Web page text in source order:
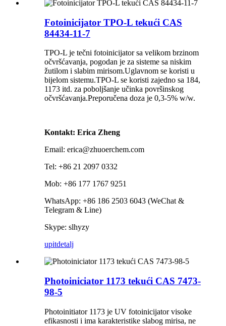
Fotoinicijator TPO-L tekući CAS
84434-11-7
TPO-L je tečni fotoinicijator sa velikom brzinom
očvršćavanja, pogodan je za sisteme sa niskim
žutilom i slabim mirisom.Uglavnom se koristi u
bijelom sistemu.TPO-L se koristi zajedno sa 184,
1173 itd. za poboljšanje učinka površinskog
očvršćavanja.Preporučena doza je 0,3-5% w/w.
Kontakt: Erica Zheng
Email: erica@zhuoerchem.com
Tel: +86 21 2097 0332
Mob: +86 177 1767 9251
WhatsApp: +86 186 2503 6043 (WeChat &
Telegram & Line)
Skype: slhyzy
upitdetalj
Photoiniciator 1173 tekući CAS 7473-
98-5
Photoinitiator 1173 je UV fotoinicijator visoke
efikasnosti i ima karakteristike slabog mirisa, ne